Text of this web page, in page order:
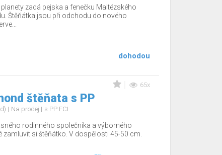
zadá pejska a fenečku Maltézského
Štěňátka jsou při odchodu do nového
dohodou
65x
štěňata s PP
Na prodej s PP FCI
rodinného společníka a výborného
zamluvit si štěňátko. V dospělosti 45-50 cm.